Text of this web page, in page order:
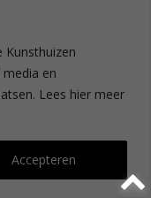
Kunsthuizen
en
Lees hier meer
Accepteren